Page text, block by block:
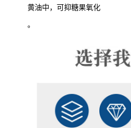
黄油中，可抑糖果氧化
。